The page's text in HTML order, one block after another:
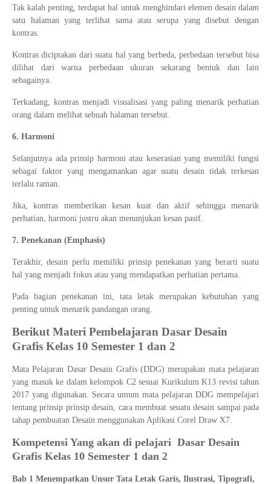
Tak kalah penting, terdapat hal untuk menghindari elemen desain dalam
satu halaman yang terlihat sama atau serupa yang disebut dengan
kontras.
Kontras diciptakan dari suatu hal yang berbeda, perbedaan tersebut bisa
dilihat dari warna perbedaan ukuran sekarang bentuk dan lain
sebagainya.
Terkadang, kontras menjadi visualisasi yang paling menarik perhatian
orang dalam melihat sebuah halaman tersebut.
6. Harmoni
Selanjutnya ada prinsip harmoni atau keserasian yang memiliki fungsi
sebagai faktor yang mengamankan agar suatu desain tidak terkesan
terlalu raman.
Jika, kontras memberikan kesan kuat dan aktif sehingga menarik
perhatian, harmoni justru akan menunjukan kesan pasif.
7. Penekanan (Emphasis)
Terakhir, desain perlu memiliki prinsip penekanan yang berarti suatu
hal yang menjadi fokus atau yang mendapatkan perhatian pertama.
Pada bagian penekanan ini, tata letak merupakan kebutuhan yang
penting untuk menarik pandangan orang.
Berikut Materi Pembelajaran Dasar Desain
Grafis Kelas 10 Semester 1 dan 2
Mata Pelajaran Dasar Desain Grafis (DDG) merupakan mata pelajaran
yang masuk ke dalam kelompok C2 sesuai Kurikulum K13 revisi tahun
2017 yang digunakan. Secara umum mata pelajaran DDG mempelajari
tentang prinsip prinsip desain, cara membuat seuatu desain sampai pada
tahap pembuatan Desain menggunakan Aplikasi Corel Draw X7.
Kompetensi Yang akan di pelajari Dasar Desain
Grafis Kelas 10 Semester 1 dan 2
Bab 1 Menempatkan Unsur Tata Letak Garis, Ilustrasi, Tipografi,